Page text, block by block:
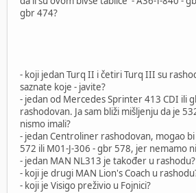
gbr 474?
- koji jedan Turq II i četiri Turq III su
saznate koje - javite?
- jedan od Mercedes Sprinter 413 CDI ili
rashodovan. Ja sam bliži mišljenju da je
nismo imali?
- jedan Centroliner rashodovan, mogao
572 ili M01-J-306 - gbr 578, jer nemamo
- jedan MAN NL313 je također u rashodu?
- koji je drugi MAN Lion's Coach u
- koji je Visigo preživio u Fojnici?